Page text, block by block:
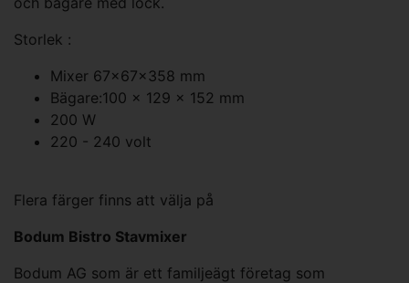
Storlek :
Mixer 67x67x358 mm
Bägare:100 x 129 x 152 mm
200 W
220 - 240 volt
Flera färger finns att välja på
Bodum Bistro Stavmixer
Bodum AG som är ett familjeägt företag som